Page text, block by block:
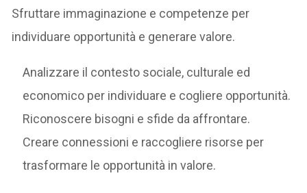
Sfruttare immaginazione e competenze per
individuare opportunità e generare valore.
Analizzare il contesto sociale, culturale ed
economico per individuare e cogliere opportunità.
Riconoscere bisogni e sfide da affrontare.
Creare connessioni e raccogliere risorse per
trasformare le opportunità in valore.